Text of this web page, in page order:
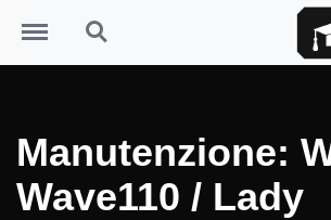
Menu Search
Manutenzione:
Wave110 / Lady